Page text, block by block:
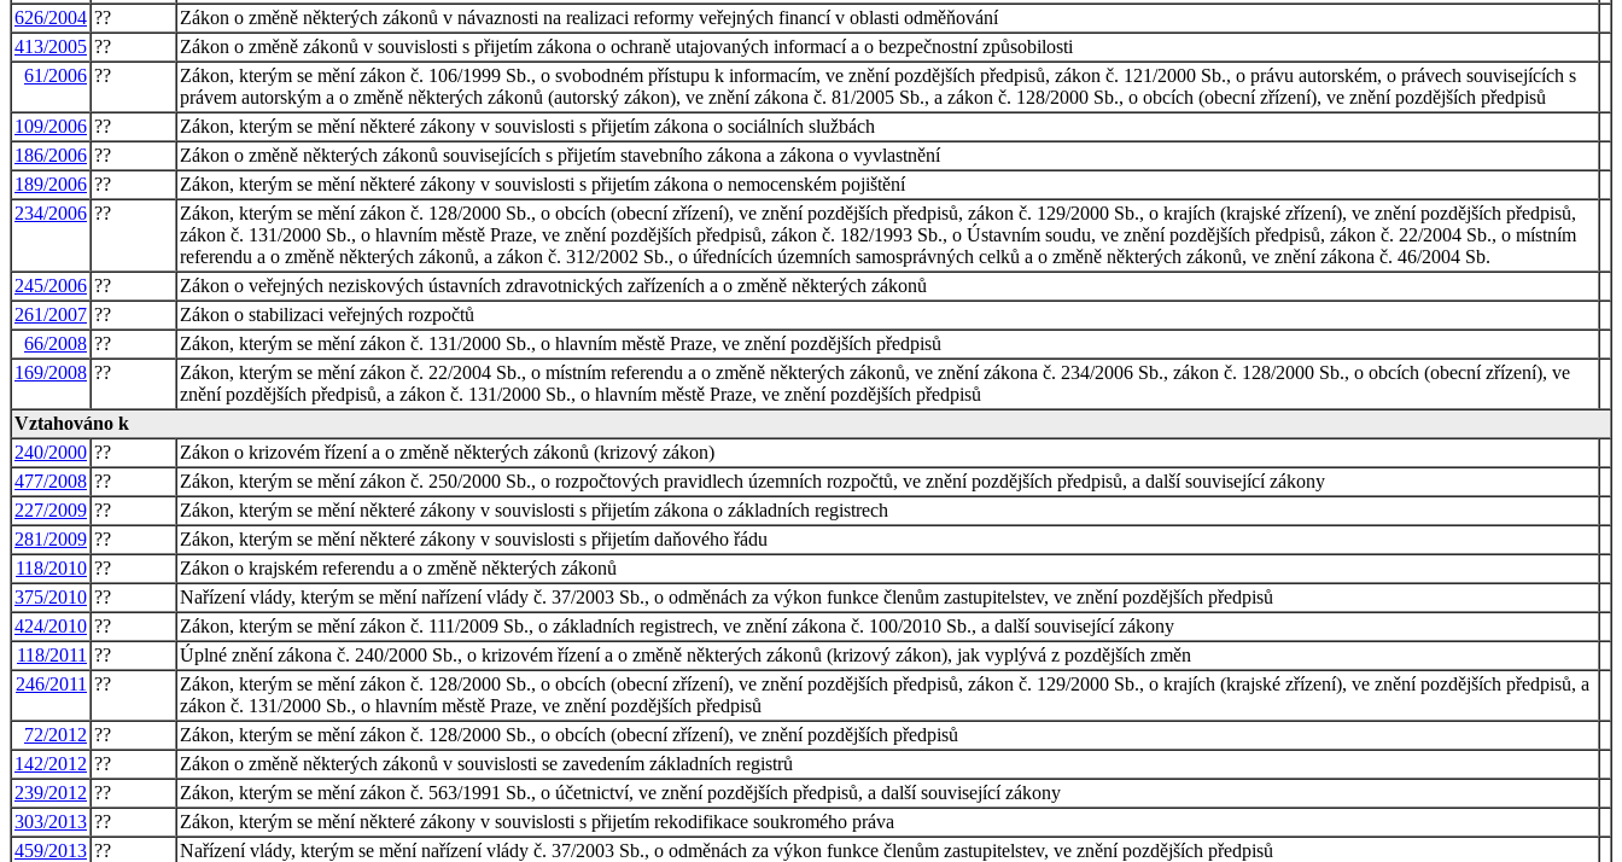
626/2004 ??
Zákon o změně některých zákonů v návaznosti na realizaci reformy veřejných financí v oblasti odměňování
413/2005 ??
Zákon o změně zákonů v souvislosti s přijetím zákona o ochraně utajovaných informací a o bezpečnostní způsobilosti
61/2006 ??
Zákon, kterým se mění zákon č. 106/1999 Sb., o svobodném přístupu k informacím, ve znění pozdějších předpisů, zákon č. 121/2000 Sb., o právu autorském, o právech souvisejících s
právem autorským a o změně některých zákonů (autorský zákon), ve znění zákona č. 81/2005 Sb., a zákon č. 128/2000 Sb., o obcích (obecní zřízení), ve znění pozdějších předpisů
109/2006 ??
Zákon, kterým se mění některé zákony v souvislosti s přijetím zákona o sociálních službách
186/2006 ??
Zákon o změně některých zákonů souvisejících s přijetím stavebního zákona a zákona o vyvlastnění
189/2006 ??
Zákon, kterým se mění některé zákony v souvislosti s přijetím zákona o nemocenském pojištění
234/2006 ??
Zákon, kterým se mění zákon č. 128/2000 Sb., o obcích (obecní zřízení), ve znění pozdějších předpisů, zákon č. 129/2000 Sb., o krajích (krajské zřízení), ve znění pozdějších předpisů,
zákon č. 131/2000 Sb., o hlavním městě Praze, ve znění pozdějších předpisů, zákon č. 182/1993 Sb., o Ústavním soudu, ve znění pozdějších předpisů, zákon č. 22/2004 Sb., o místním
referendu a o změně některých zákonů, a zákon č. 312/2002 Sb., o úřednících územních samosprávných celků a o změně některých zákonů, ve znění zákona č. 46/2004 Sb.
245/2006 ??
Zákon o veřejných neziskových ústavních zdravotnických zařízeních a o změně některých zákonů
261/2007 ??
Zákon o stabilizaci veřejných rozpočtů
66/2008 ??
Zákon, kterým se mění zákon č. 131/2000 Sb., o hlavním městě Praze, ve znění pozdějších předpisů
169/2008 ??
Zákon, kterým se mění zákon č. 22/2004 Sb., o místním referendu a o změně některých zákonů, ve znění zákona č. 234/2006 Sb., zákon č. 128/2000 Sb., o obcích (obecní zřízení), ve
znění pozdějších předpisů, a zákon č. 131/2000 Sb., o hlavním městě Praze, ve znění pozdějších předpisů
Vztahováno k
240/2000 ??
Zákon o krizovém řízení a o změně některých zákonů (krizový zákon)
477/2008 ??
Zákon, kterým se mění zákon č. 250/2000 Sb., o rozpočtových pravidlech územních rozpočtů, ve znění pozdějších předpisů, a další související zákony
227/2009 ??
Zákon, kterým se mění některé zákony v souvislosti s přijetím zákona o základních registrech
281/2009 ??
Zákon, kterým se mění některé zákony v souvislosti s přijetím daňového řádu
118/2010 ??
Zákon o krajském referendu a o změně některých zákonů
375/2010 ??
Nařízení vlády, kterým se mění nařízení vlády č. 37/2003 Sb., o odměnách za výkon funkce členům zastupitelstev, ve znění pozdějších předpisů
424/2010 ??
Zákon, kterým se mění zákon č. 111/2009 Sb., o základních registrech, ve znění zákona č. 100/2010 Sb., a další související zákony
118/2011 ??
Úplné znění zákona č. 240/2000 Sb., o krizovém řízení a o změně některých zákonů (krizový zákon), jak vyplývá z pozdějších změn
246/2011 ??
Zákon, kterým se mění zákon č. 128/2000 Sb., o obcích (obecní zřízení), ve znění pozdějších předpisů, zákon č. 129/2000 Sb., o krajích (krajské zřízení), ve znění pozdějších předpisů, a
zákon č. 131/2000 Sb., o hlavním městě Praze, ve znění pozdějších předpisů
72/2012 ??
Zákon, kterým se mění zákon č. 128/2000 Sb., o obcích (obecní zřízení), ve znění pozdějších předpisů
142/2012 ??
Zákon o změně některých zákonů v souvislosti se zavedením základních registrů
239/2012 ??
Zákon, kterým se mění zákon č. 563/1991 Sb., o účetnictví, ve znění pozdějších předpisů, a další související zákony
303/2013 ??
Zákon, kterým se mění některé zákony v souvislosti s přijetím rekodifikace soukromého práva
459/2013 ??
Nařízení vlády, kterým se mění nařízení vlády č. 37/2003 Sb., o odměnách za výkon funkce členům zastupitelstev, ve znění pozdějších předpisů